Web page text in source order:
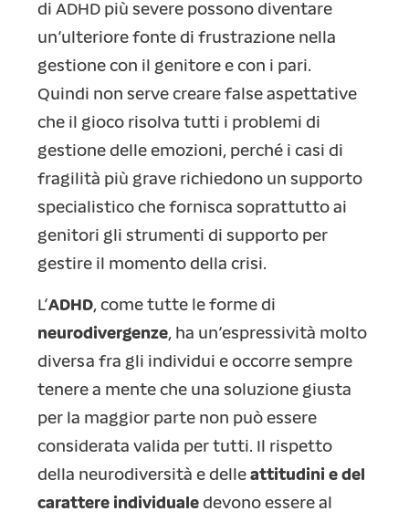
di ADHD più severe possono diventare
un’ulteriore fonte di frustrazione nella
gestione con il genitore e con i pari.
Quindi non serve creare false aspettative
che il gioco risolva tutti i problemi di
gestione delle emozioni, perché i casi di
fragilità più grave richiedono un supporto
specialistico che fornisca soprattutto ai
genitori gli strumenti di supporto per
gestire il momento della crisi.
L’ADHD, come tutte le forme di
neurodivergenze, ha un’espressività molto
diversa fra gli individui e occorre sempre
tenere a mente che una soluzione giusta
per la maggior parte non può essere
considerata valida per tutti. Il rispetto
della neurodiversità e delle attitudini e del
carattere individuale devono essere al